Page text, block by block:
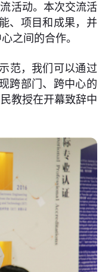
活动。本次交流活
、项目和成果，并
之间的合作。
范，我们可以通过
跨部门、跨中心的
教授在开幕致辞中